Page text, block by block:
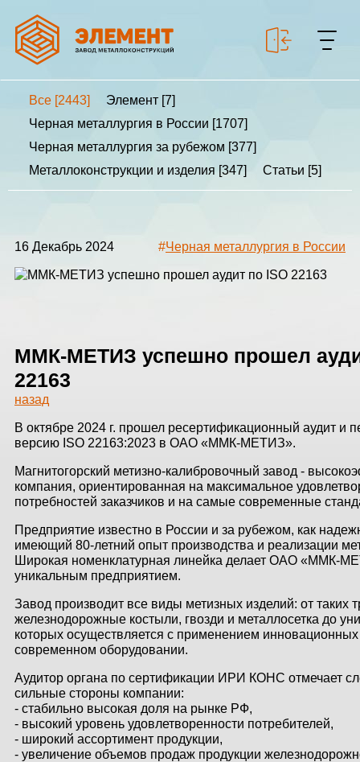
МЕТАЛЛОКОНСТРУКЦИИ
КАЛЬКУЛЯТОР
БЫСТРОВОЗВОДИМЫХ
ЗДАНИЙ
БЫСТРОВОЗВОДИМЫЕ
СКЛАДЫ
О ЗАВОДЕ
ПРОЕКТЫ
КАЧЕСТВО
НОВОСТИ
КОНТАКТЫ
Все [2443]
Элемент [7]
Черная металлургия в России [1707]
Черная металлургия за рубежом [377]
Металлоконструкции и изделия [347]
Статьи [5]
16 Декабрь 2024 #Черная металлургия в России
ММК-МЕТИЗ успешно прошел
22163
назад
В октябре 2024 г. прошел ресертификационный аудит и
версию ISO 22163:2023 в ОАО «ММК-МЕТИЗ».
Магнитогорский метизно-калибровочный завод -
компания, ориентированная на максимальное
потребностей заказчиков и на самые современные
Предприятие известно в России и за рубежом, как
имеющий 80-летний опыт производства и реализации
Широкая номенклатурная линейка делает ОАО «ММК-
уникальным предприятием.
Завод производит все виды метизных изделий: от таких
железнодорожные костыли, гвозди и металлосетка до
которых осуществляется с применением инновационных
современном оборудовании.
Аудитор органа по сертификации ИРИ КОНС отмечает
сильные стороны компании:
- стабильно высокая доля на рынке РФ,
- высокий уровень удовлетворенности потребителей,
- широкий ассортимент продукции,
- увеличение объемов продаж продукции